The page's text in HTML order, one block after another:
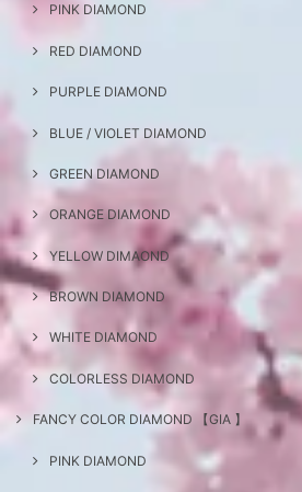
PINK DIAMOND
RED DIAMOND
PURPLE DIAMOND
BLUE / VIOLET DIAMOND
GREEN DIAMOND
ORANGE DIAMOND
YELLOW DIMAOND
BROWN DIAMOND
WHITE DIAMOND
COLORLESS DIAMOND
FANCY COLOR DIAMOND 【GIA 】
PINK DIAMOND